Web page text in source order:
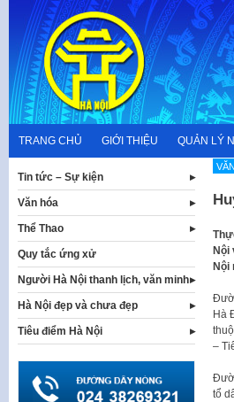
content
TRANG CHỦ GIỚI THIỆU QUẢN LÝ
Nội
Nội
Hà
–
tổ
Tin tức – Sự kiện
Văn hóa
Thể Thao
Quy tắc ứng xử
Người Hà Nội thanh lịch, văn minh
Hà Nội đẹp và chưa đẹp
Tiêu điểm Hà Nội